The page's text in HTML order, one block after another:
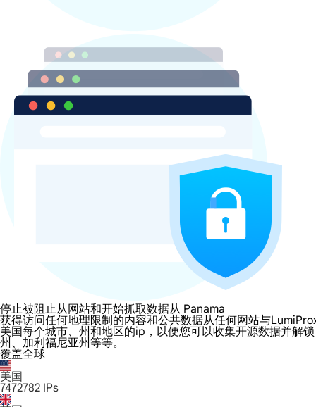
停止被阻止从网站和开始抓取数据从 Panama
获得访问任何地理限制的内容和公共数据从任何网站与
美国每个城市、州和地区的ip，以便您可以收集开源数据并解
州、加利福尼亚州等等。
覆盖全球
美国
7472782 IPs